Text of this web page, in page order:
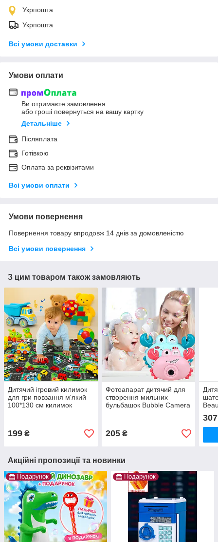
Укрпошта
Укрпошта
Всі умови доставки
Умови оплати
Ви отримаєте замовлення
або гроші повернуться на вашу картку
Детальніше
Післяплата
Готівкою
Оплата за реквізитами
Всі умови оплати
Умови повернення
Повернення товару впродовж 14 днів за домовленістю
Всі умови повернення
З цим товаром також замовляють
Дитячий ігровий килимок
для гри повзання м'який
100*130 см килимок
199 ₴
Фотоапарат дитячий для
створення мильних
бульбашок Bubble Camera
205₴
307
Акційні пропозиції та новинки
Подарунок Подарунок